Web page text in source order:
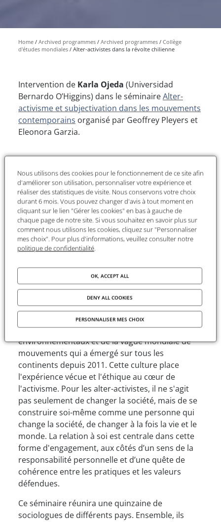
Home Archived programmes Archived programmes
Collège
d'études mondiales
Alter-activistes dans la révolte chilienne
Intervention de Karla Ojeda (Universidad
Bernardo O’Higgins) dans le séminaireAlter-
activisme et subjectivation dans les mouvements
contemporains organisé par Geoffrey Pleyers et
Eleonora Garzia.
Le séminaireAlter-activisme et subjectivation
dans les mouvements contemporainsest
consacré à la manière dont la culture alter-
activiste (formes individualisées mais solidaires
d’engagement) est mise en œuvre par une
nouvelle génération de militants dans différents
et climatique, mouvements féministes,
antiracisme…).
La culture militante « alter-activiste » a été mise
en œuvre par de nombreux acteurs de
l'altermondialisme, des nouveaux mouvements
environnementaux et de la vague mondiale de
mouvements qui a émergé sur tous les
continents depuis 2011. Cette culture place
l'expérience vécue et l'éthique au cœur de
l'activisme. Pour les alter-activistes, il ne s'agit
pas seulement de changer la société, mais de se
construire soi-même comme une personne qui
change la société, de changer à la fois la vie et le
monde. La relation à soi est centrale dans cette
forme d'engagement, aux côtés d’un sens de la
responsabilité personnelle et d’une quête de
cohérence entre les pratiques et les valeurs
défendues.
Ce séminaire réunira une quinzaine de
sociologues de différents pays. Ensemble, ils
Nous utilisons des cookies pour le fonctionnement de ce site afin
d'améliorer son utilisation, personnaliser votre expérience et
réaliser des statistiques de visite. Nous conservons votre choix
durant 6 mois. Vous pouvez changer d'avis à tout moment en
cliquant sur le lien "Gérer les cookies" en bas à gauche de
chaque page de notre site. Si vous souhaitez en savoir plus sur
comment nous utilisons les cookies, cliquez sur "Personnaliser
mes choix". Pour plus d'informations, veuillez consulter notre
politique de confidentialité.
OK, ACCEPT ALL
DENY ALL COOKIES
PERSONNALISER MES CHOIX